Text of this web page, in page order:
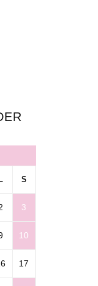
L S
3
10
17